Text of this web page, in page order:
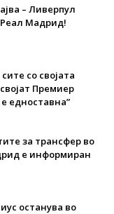
– Ливерпул
Реал Мадрид!
со својата
Премиер
едноставна”
за трансфер во
е информиран
останува во